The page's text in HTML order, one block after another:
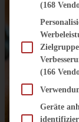
(168
(166
Geräte